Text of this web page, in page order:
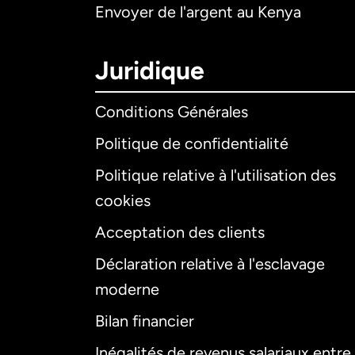
Envoyer de l'argent au Kenya
Juridique
Conditions Générales
Politique de confidentialité
Politique relative à l'utilisation des
cookies
Acceptation des clients
Déclaration relative à l'esclavage
moderne
Bilan financier